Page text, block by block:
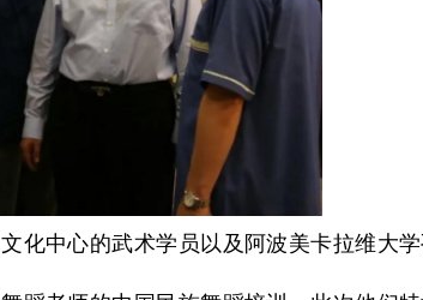
化中心的武术学员以及阿波美卡拉维大